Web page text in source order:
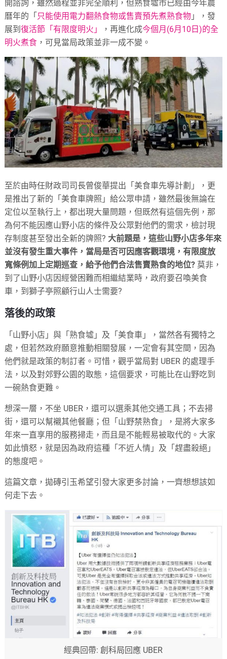
開諮詢，雖然過程並非完全順利，但熟食墟市已經由今年農
曆年的「 只能使用電力翻熱食物或售賣預先煮熟食物 」，發
展到復活節「有限度明火」 ，再進化成今個月(6月10日)的全
明火煮食 ，可見當局政策並非一成不變。
至於由時任財政司司長曾俊華提出「美食車先導計劃」，更
是推出了新的「美食車牌照」給公眾申請，雖然最後無論在
定位以至執行上，都出現大量問題，但既然有這個先例，那
為何不能因應山野小店的條件及公眾對他們的需求，檢討現
存制度甚至發出全新的牌照? 大前題是，這些山野小店多年來
並沒有發生重大事件，當局是否可因應客觀環境，有限度放
寬條例加上定期巡查，給予他們合法售賣熟食的地位? 莫非，
到了山野小店因經營困難而相繼結業時，政府要召喚美食
車，到獅子亭照顧行山人士需要?
落後的政策
「山野小店」與「熟食墟」及「美食車」，當然各有獨特之
處，但若然政府願意推動相關發展，一定會有其空間，因為
他們就是政策的制訂者。可惜，觀乎當局對 UBER 的處理手
法，以及對郊野公園的取態，這個要求，可能比在山野吃到
一碗熱食更難。
想深一層，不坐 UBER，還可以選乘其他交通工具；不去掃
街，還可以幫襯其他餐廳；但「山野禁熟食」，是將大家多
年來一直享用的服務掃走，而且是不能輕易被取代的。大家
如此憤怒，就是因為政府這種「不近人情」及「趕盡殺絕」
的態度吧。
這篇文章，拋磚引玉希望引發大家更多討論，一齊想想該如
何走下去。
經典回帶: 創科局回應 UBER